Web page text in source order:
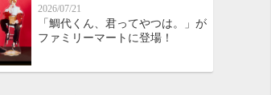
2026/07/21
「鯛代くん、君ってやつは。」が
ファミリーマートに登場！